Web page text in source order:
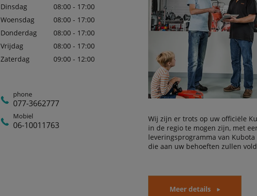
Dinsdag
08:00 - 17:00
Woensdag
08:00 - 17:00
Donderdag
08:00 - 17:00
Vrijdag
08:00 - 17:00
Zaterdag
09:00 - 12:00
phone
077-3662777
Mobiel
06-10011763
Wij zijn er trots op uw officiële
in de regio te mogen zijn, met
leveringsprogramma van
die aan uw behoeften zullen
Meer details